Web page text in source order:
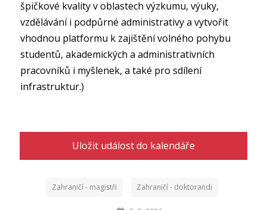
špičkové kvality v oblastech výzkumu, výuky,
vzdělávání i podpůrné administrativy a vytvořit
vhodnou platformu k zajištění volného pohybu
studentů, akademických a administrativních
pracovníků i myšlenek, a také pro sdílení
infrastruktur.)
Uložit událost do kalendáře
Zahraničí - magistři Zahraničí - doktorandi